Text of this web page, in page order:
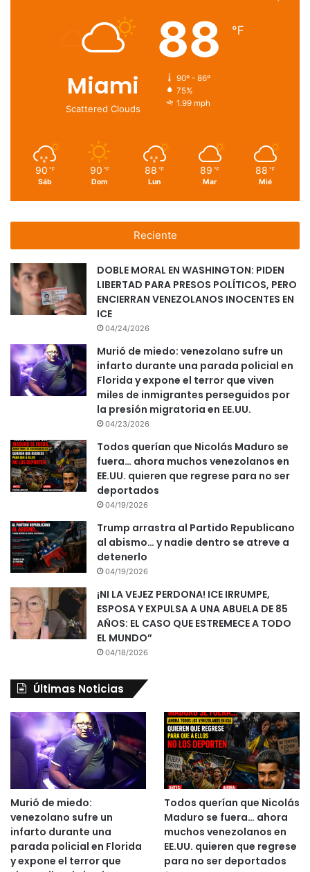
Miami
Scattered Clouds
88 ℉
90º - 86º
75%
1.99 mph
90 ℉
Sáb
90 ℉
Dom
88 ℉
Lun
89 ℉
Mar
88 ℉
Mié
Reciente
DOBLE MORAL EN WASHINGTON: PIDEN
LIBERTAD PARA PRESOS POLÍTICOS, PERO
ENCIERRAN VENEZOLANOS INOCENTES EN
ICE
04/24/2026
Murió de miedo: venezolano sufre un
infarto durante una parada policial en
Florida y expone el terror que viven
miles de inmigrantes perseguidos por
la presión migratoria en EE.UU.
04/23/2026
Todos querían que Nicolás Maduro se
fuera… ahora muchos venezolanos en
EE.UU. quieren que regrese para no ser
deportados
04/19/2026
Trump arrastra al Partido Republicano
al abismo… y nadie dentro se atreve a
detenerlo
04/19/2026
¡NI LA VEJEZ PERDONA! ICE IRRUMPE,
ESPOSA Y EXPULSA A UNA ABUELA DE 85
AÑOS: EL CASO QUE ESTREMECE A TODO
EL MUNDO”
04/18/2026
Últimas Noticias
Murió de miedo:
venezolano sufre un
infarto durante una
parada policial en Florida
y expone el terror que
Todos querían que Nicolás
Maduro se fuera… ahora
muchos venezolanos en
EE.UU. quieren que regrese
para no ser deportados